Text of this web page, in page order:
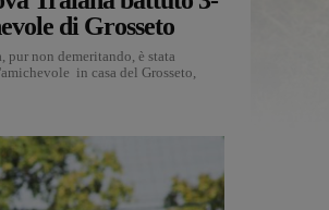
di Grosseto
pur non demeritando, è stata
in casa del Grosseto,